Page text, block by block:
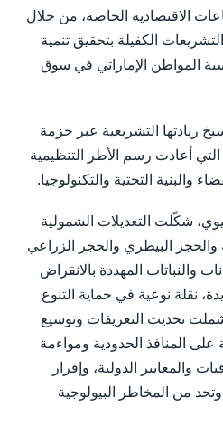
الاقتصادية الخاصة، من خلال
الكفيلة بتحقيق تنمية
المواطن الإماراتي في سوق
ريادتها التشريعية عبر حزمة
التي أعادت رسم الأطر التنظيمية
والبنية التحتية والتكنولوجيا.
شكّلت التعديلات الشمولية
والحجر البيطري والحجر الزراعي
والنباتات المهددة بالانقراض
نقلة نوعية في حماية التنوع
تحديث التعريفات وتوسيع
على المنافذ الحدودية ومواءمة
والمعايير الدولية، وإقرار
من المخاطر البيولوجية